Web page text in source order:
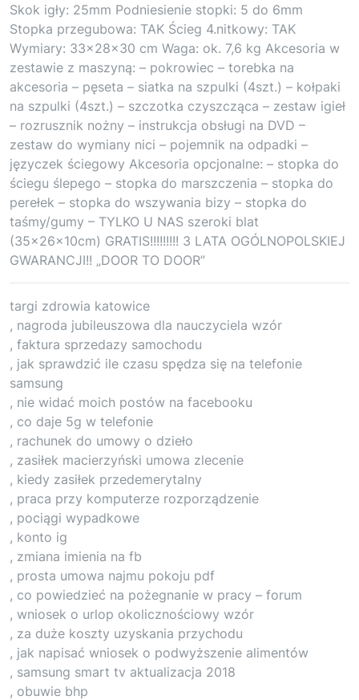
Skok igły: 25mm Podniesienie stopki: 5 do 6mm
Stopka przegubowa: TAK Ścieg 4.nitkowy: TAK
Wymiary: 33x28x30 cm Waga: ok. 7,6 kg Akcesoria w
zestawie z maszyną: – pokrowiec – torebka na
akcesoria – pęseta – siatka na szpulki (4szt.) – kołpaki
na szpulki (4szt.) – szczotka czyszcząca – zestaw igieł
– rozrusznik nożny – instrukcja obsługi na DVD –
zestaw do wymiany nici – pojemnik na odpadki –
języczek ściegowy Akcesoria opcjonalne: – stopka do
ściegu ślepego – stopka do marszczenia – stopka do
perełek – stopka do wszywania bizy – stopka do
taśmy/gumy – TYLKO U NAS szeroki blat
(35x26x10cm) GRATIS!!!!!!!!! 3 LATA OGÓLNOPOLSKIEJ
GWARANCJI!! „DOOR TO DOOR”
targi zdrowia katowice
, nagroda jubileuszowa dla nauczyciela wzór
, faktura sprzedazy samochodu
, jak sprawdzić ile czasu spędza się na telefonie
samsung
, nie widać moich postów na facebooku
, co daje 5g w telefonie
, rachunek do umowy o dzieło
, zasiłek macierzyński umowa zlecenie
, kiedy zasiłek przedemerytalny
, praca przy komputerze rozporządzenie
, pociągi wypadkowe
, konto ig
, zmiana imienia na fb
, prosta umowa najmu pokoju pdf
, co powiedzieć na pożegnanie w pracy – forum
, wniosek o urlop okolicznościowy wzór
, za duże koszty uzyskania przychodu
, jak napisać wniosek o podwyższenie alimentów
, samsung smart tv aktualizacja 2018
, obuwie bhp